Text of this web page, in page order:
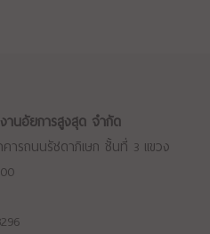
านอัยการสูงสุด จำกัด
ารถนนรัชดาภิเษก ชั้นที่ 3 แขวง